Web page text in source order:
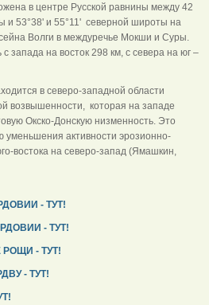
в центре Русской равнины между 42
и 53°38' и 55°11' северной широты на
Волги в междуречье Мокши и Суры.
запада на восток 298 км, с севера на юг –
в северо-западной области
возвышенности, которая на западе
Окско-Донскую низменность. Это
активности эрозионно-
востока на северо-запад (Ямашкин,
- ТУТ!
- ТУТ!
- ТУТ!
- ТУТ!